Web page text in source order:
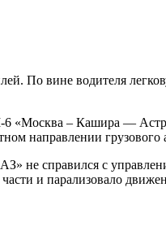
По вине водителя
– Кашира —
направлении
не справился с
и парализовало